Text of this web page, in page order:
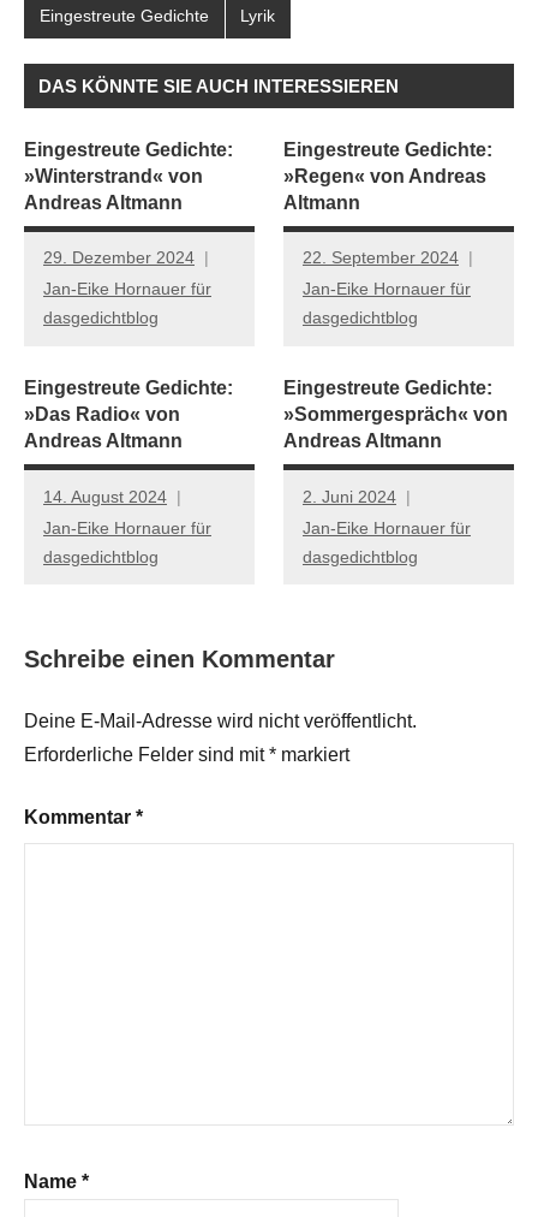
Eingestreute Gedichte Lyrik
DAS KÖNNTE SIE AUCH INTERESSIEREN
Eingestreute Gedichte:
»Winterstrand« von
Andreas Altmann
29. Dezember 2024
Jan-Eike Hornauer für
dasgedichtblog
Eingestreute Gedichte:
»Regen« von Andreas
Altmann
22. September 2024
Jan-Eike Hornauer für
dasgedichtblog
Eingestreute Gedichte:
»Das Radio« von
Andreas Altmann
14. August 2024
Jan-Eike Hornauer für
dasgedichtblog
Eingestreute Gedichte:
»Sommergespräch« von
Andreas Altmann
2. Juni 2024
Jan-Eike Hornauer für
dasgedichtblog
Schreibe einen Kommentar
Deine E-Mail-Adresse wird nicht veröffentlicht.
Erforderliche Felder sind mit* markiert
Kommentar *
Name *